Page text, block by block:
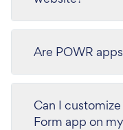
Are POWR
Can I
Form app on